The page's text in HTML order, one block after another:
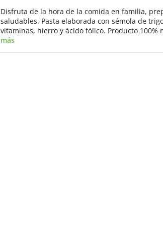
Disfruta de la hora de la comida en familia,
saludables. Pasta elaborada con sémola de
vitaminas, hierro y ácido fólico. Producto 100%
más